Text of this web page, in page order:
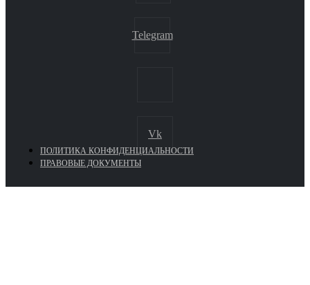
Telegram
Vk
ПОЛИТИКА КОНФИДЕНЦИАЛЬНОСТИ
ПРАВОВЫЕ ДОКУМЕНТЫ